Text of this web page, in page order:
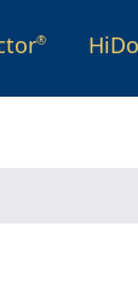
®